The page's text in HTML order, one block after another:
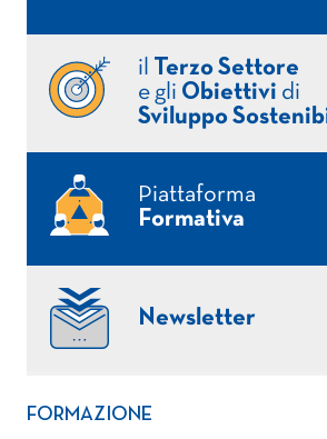
il
Terzo Settore
e gli Obiettivi di
Sviluppo
Piattaforma
Formativa
Newsletter
FORMAZIONE